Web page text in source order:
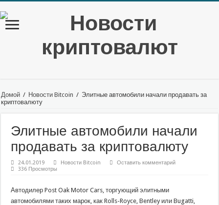
Домой / Новости Bitcoin / Элитные автомобили начали продавать за
криптовалюту
Элитные автомобили начали
продавать за криптовалюту
24.01.2019 Новости Bitcoin
Оставить комментарий
336 Просмотры
Автодилер Post Oak Motor Cars, торгующий элитными
автомобилями таких марок, как Rolls-Royce, Bentley или Bugatti,